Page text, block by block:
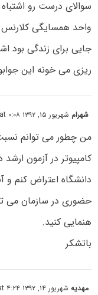
واحد همسایگی کلارنس
جایی برای زندگی بود
ریزی می خونه این
شهرام شهریور ۱۵, ۱۳۹۲ at ۰:۰۸ ق٫ظ
من چطور می توانم
دانشگاه اعتراض کنم و
حضوری در سازمان می
هنمایی کنید.
باتشکر
ﻣﻬﺪﯾﻪشهریور ۱۴, ۱۳۹۲ at ۴:۲۴ ب٫ظ